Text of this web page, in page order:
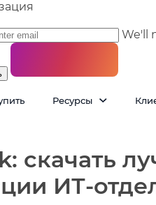
We'll
Ресурсы
скачать
ИТ-